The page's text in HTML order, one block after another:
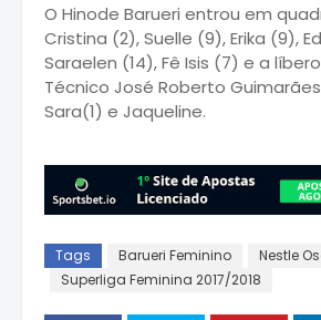
O Hinode Barueri entrou em
Cristina (2), Suelle (9), Erika (9),
Saraelen (14), Fê Isis (7) e a
Técnico José Roberto
Sara(1) e Jaqueline.
Tags Barueri Feminino
Nestle
Superliga Feminina 2017/2018